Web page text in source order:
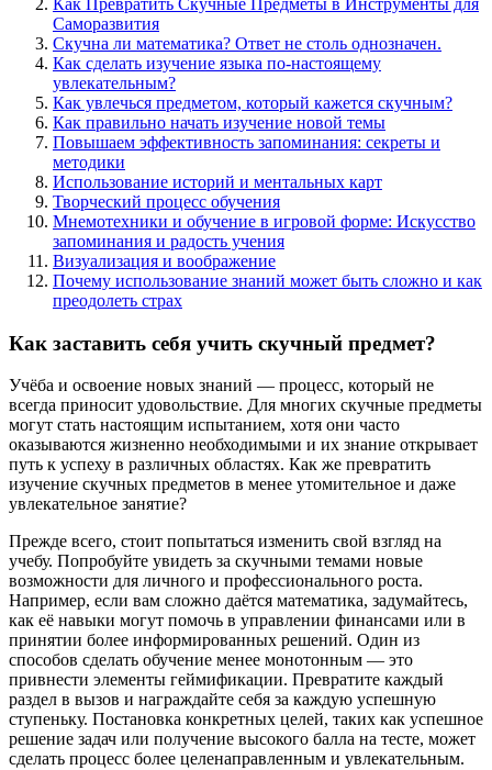
Саморазвития
Скучна ли математика? Ответ не столь однозначен.
Как сделать изучение языка по-настоящему
увлекательным?
Как увлечься предметом, который кажется скучным?
Как правильно начать изучение новой темы
Повышаем эффективность запоминания: секреты и
методики
Использование историй и ментальных карт
Творческий процесс обучения
Мнемотехники и обучение в игровой форме: Искусство
запоминания и радость учения
Визуализация и воображение
Почему использование знаний может быть сложно и как
преодолеть страх
Как заставить себя учить скучный предмет?
Учёба и освоение новых знаний — процесс, который не
всегда приносит удовольствие. Для многих скучные предметы
могут стать настоящим испытанием, хотя они часто
оказываются жизненно необходимыми и их знание открывает
путь к успеху в различных областях. Как же превратить
изучение скучных предметов в менее утомительное и даже
увлекательное занятие?
Прежде всего, стоит попытаться изменить свой взгляд на
учебу. Попробуйте увидеть за скучными темами новые
возможности для личного и профессионального роста.
Например, если вам сложно даётся математика, задумайтесь,
как её навыки могут помочь в управлении финансами или в
принятии более информированных решений. Один из
способов сделать обучение менее монотонным — это
привнести элементы геймификации. Превратите каждый
раздел в вызов и награждайте себя за каждую успешную
ступеньку. Постановка конкретных целей, таких как успешное
решение задач или получение высокого балла на тесте, может
сделать процесс более целенаправленным и увлекательным.